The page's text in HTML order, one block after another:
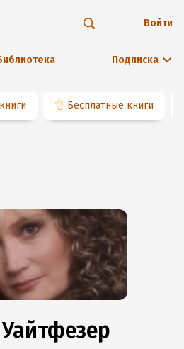
Подписка
Войти
👌 Бесплатные книги